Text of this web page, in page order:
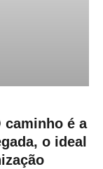
caminho é a
o ideal